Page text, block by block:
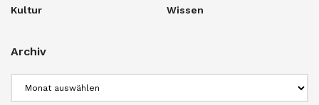
Kultur
Wissen
Archiv